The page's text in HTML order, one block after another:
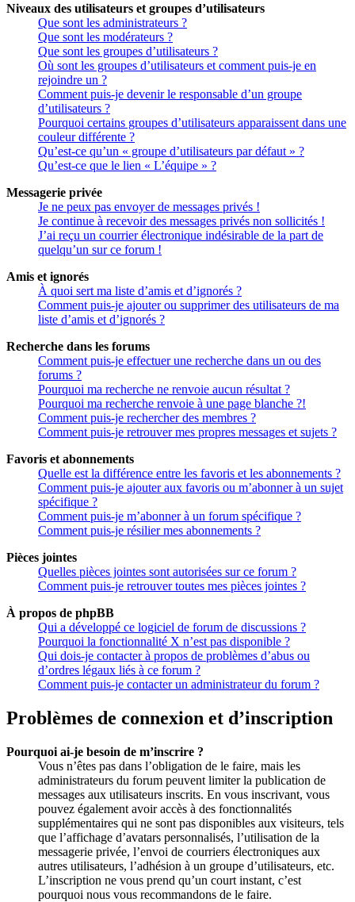
Niveaux des utilisateurs et groupes d’utilisateurs
Que sont les administrateurs ?
Que sont les modérateurs ?
Que sont les groupes d’utilisateurs ?
Où sont les groupes d’utilisateurs et comment puis-je en
rejoindre un ?
Comment puis-je devenir le responsable d’un groupe
d’utilisateurs ?
Pourquoi certains groupes d’utilisateurs apparaissent dans une
couleur différente ?
Qu’est-ce qu’un « groupe d’utilisateurs par défaut » ?
Qu’est-ce que le lien « L’équipe » ?
Messagerie privée
Je ne peux pas envoyer de messages privés !
Je continue à recevoir des messages privés non sollicités !
J’ai reçu un courrier électronique indésirable de la part de
quelqu’un sur ce forum !
Amis et ignorés
À quoi sert ma liste d’amis et d’ignorés ?
Comment puis-je ajouter ou supprimer des utilisateurs de ma
liste d’amis et d’ignorés ?
Recherche dans les forums
Comment puis-je effectuer une recherche dans un ou des
forums ?
Pourquoi ma recherche ne renvoie aucun résultat ?
Pourquoi ma recherche renvoie à une page blanche ?!
Comment puis-je rechercher des membres ?
Comment puis-je retrouver mes propres messages et sujets ?
Favoris et abonnements
Quelle est la différence entre les favoris et les abonnements ?
Comment puis-je ajouter aux favoris ou m’abonner à un sujet
spécifique ?
Comment puis-je m’abonner à un forum spécifique ?
Comment puis-je résilier mes abonnements ?
Pièces jointes
Quelles pièces jointes sont autorisées sur ce forum ?
Comment puis-je retrouver toutes mes pièces jointes ?
À propos de phpBB
Qui a développé ce logiciel de forum de discussions ?
Pourquoi la fonctionnalité X n’est pas disponible ?
Qui dois-je contacter à propos de problèmes d’abus ou
d’ordres légaux liés à ce forum ?
Comment puis-je contacter un administrateur du forum ?
Problèmes de connexion et d’inscription
Pourquoi ai-je besoin de m’inscrire ?
Vous n’êtes pas dans l’obligation de le faire, mais les
administrateurs du forum peuvent limiter la publication de
messages aux utilisateurs inscrits. En vous inscrivant, vous
pouvez également avoir accès à des fonctionnalités
supplémentaires qui ne sont pas disponibles aux visiteurs, tels
que l’affichage d’avatars personnalisés, l’utilisation de la
messagerie privée, l’envoi de courriers électroniques aux
autres utilisateurs, l’adhésion à un groupe d’utilisateurs, etc.
L’inscription ne vous prend qu’un court instant, c’est
pourquoi nous vous recommandons de le faire.